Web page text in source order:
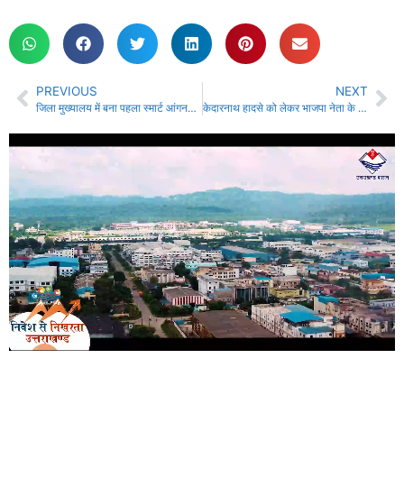
PREVIOUS
जिला मुख्यालय में बना पहला स्मार्ट आंगनबाड़ी केंद्र, बड़ी छात्रों की संख्या….
NEXT
केदारनाथ हादसे को लेकर भाजपा नेता के बयान पर बिफरी कांग्रेस, सड़कों पर उतरे कार्यकर्ता….